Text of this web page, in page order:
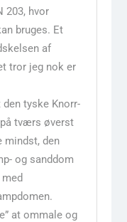
203, hvor
bruges. Et
af
tror jeg nok er
tyske Knorr-
tværs øverst
mindst, den
og sanddom
at ommale og